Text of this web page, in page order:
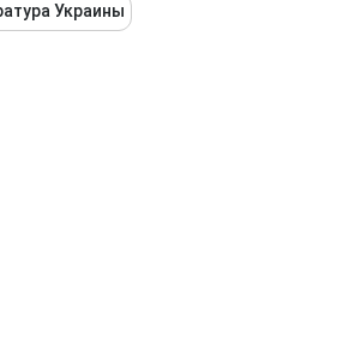
Украины